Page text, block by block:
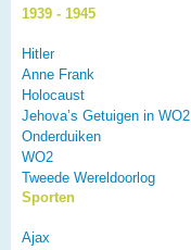
1939 - 1945
Hitler
Anne Frank
Holocaust
Jehova’s Getuigen in WO2
Onderduiken
WO2
Tweede Wereldoorlog
Sporten
Ajax